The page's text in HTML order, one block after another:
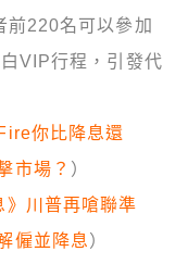
前220名可以參加
VIP行程，引發代
你比降息還
市場？ ）
》川普再嗆聯準
僱並降息）